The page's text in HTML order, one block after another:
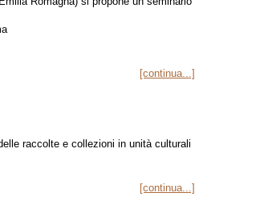
[continua...]
raccolte e collezioni in unità culturali
[continua...]